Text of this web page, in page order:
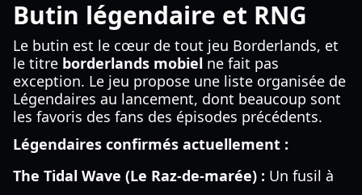
Butin légendaire et RNG
Le butin est le cœur de tout jeu Borderlands, et
le titre borderlands mobiel ne fait pas
exception. Le jeu propose une liste organisée de
Légendaires au lancement, dont beaucoup sont
les favoris des fans des épisodes précédents.
Légendaires confirmés actuellement :
The Tidal Wave (Le Raz-de-marée) : Un fusil à